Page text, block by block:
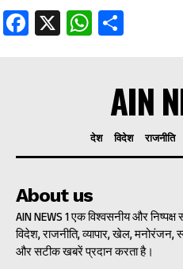
Facebook
X WhatsApp
AIN
देश विदेश राजनीति
About us
AIN NEWS 1 एक विश्वसनीय और
विदेश, राजनीति, व्यापार, खेल, मनोरंजन,
और सटीक खबरें प्रदान करता है।